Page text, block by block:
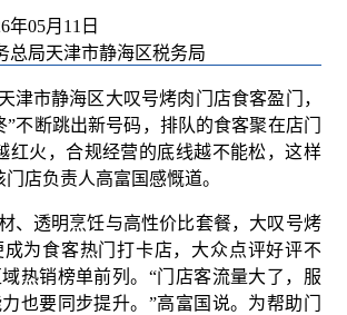
年05月11日
总局天津市静海区税务局
市静海区大叹号烤肉门店食客盈门，
”不断跳出新号码，排队的食客聚在店门
红火，合规经营的底线越不能松，这样
店负责人高富国感慨道。
透明烹饪与高性价比套餐，大叹号烤
为食客热门打卡店，大众点评好评不
热销榜单前列。“门店客流量大了，服
也要同步提升。”高富国说。为帮助门